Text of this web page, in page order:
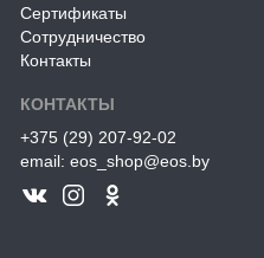
Сертификаты
Сотрудничество
Контакты
КОНТАКТЫ
+375 (29) 207-92-02
email: eos_shop@eos.by